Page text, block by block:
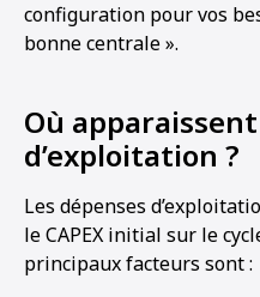
configuration pour vos
bonne centrale ».
Où
d’exploitation ?
Les dépenses
le CAPEX initial sur le
principaux facteurs sont :